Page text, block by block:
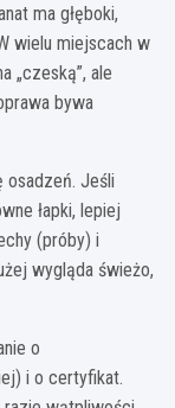
ma głęboki,
wielu miejscach w
„czeską”, ale
bywa
osadzeń. Jeśli
łapki, lepiej
(próby) i
wygląda świeżo,
o
i o certyfikat.